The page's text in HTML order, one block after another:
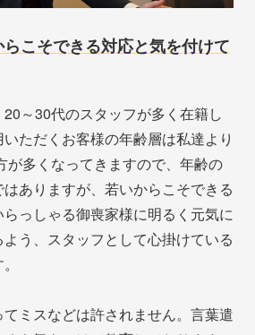
こそできる対応と気を付けて
～30代のスタッフが多く在籍し
ただくお客様の年齢層は私達より
が多くなってきますので、年齢の
ありますが、若いからこそできる
っしゃる御喪家様に明るく元気に
う、スタッフとして心掛けている
ミスなどは許されません。言葉遣